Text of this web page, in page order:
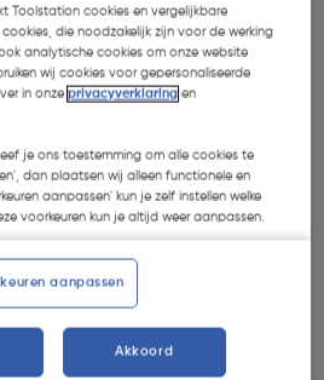
2,27€ 8,87/L
je winkelwagen en de korting
Toolstation cookies en vergelijkbare
die noodzakelijk zijn voor de werking
analytische cookies om onze website
wij cookies voor gepersonaliseerde
in onzeprivacyverklaring en
je ons toestemming om alle cookies te
dan plaatsen wij alleen functionele en
aanpassen' kun je zelf instellen welke
voorkeuren kun je altijd weer aanpassen.
aanpassen
Akkoord